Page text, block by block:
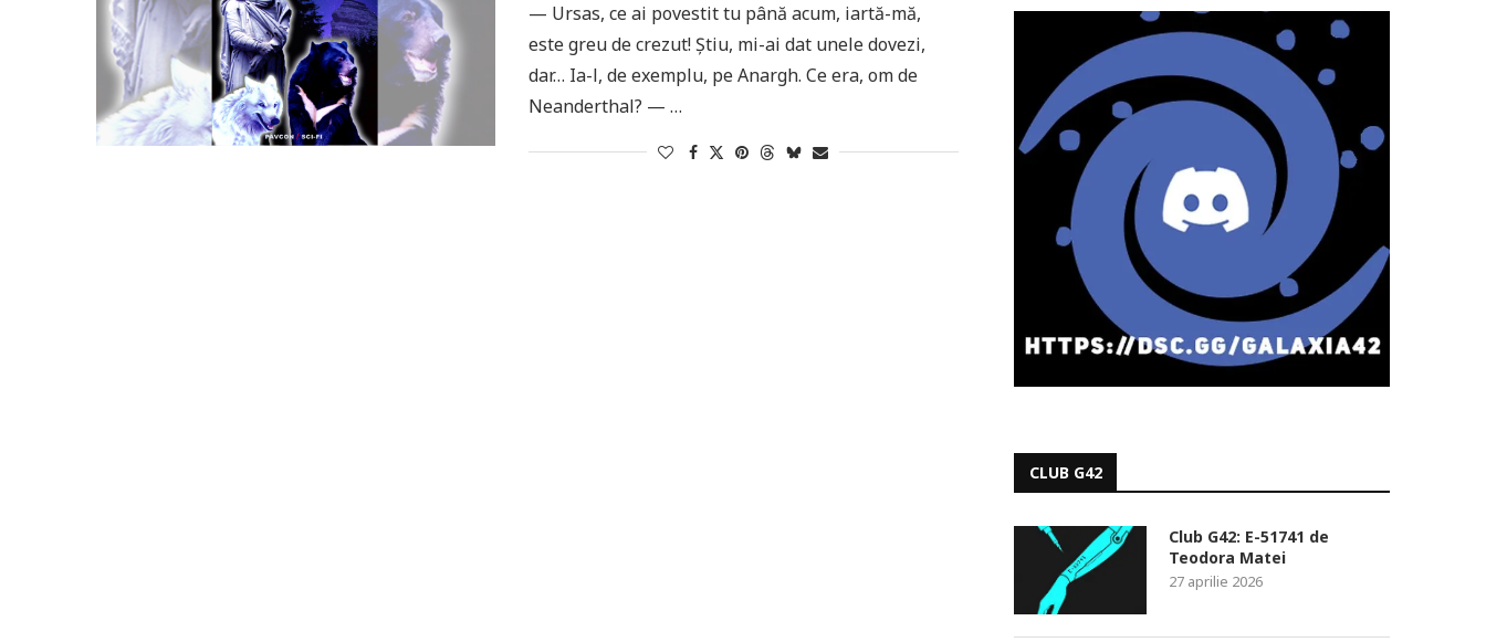
— Ursas, ce ai povestit tu până acum, iartă-mă,
este greu de crezut! Știu, mi-ai dat unele dovezi,
dar… Ia-l, de exemplu, pe Anargh. Ce era, om de
Neanderthal? — …
CLUB G42
Club G42: E-51741 de
Teodora Matei
27 aprilie 2026